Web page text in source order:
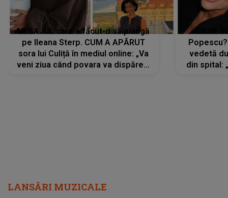
MESAJUL care a făcut-o să plângă
pe Ileana Sterp. CUM A APĂRUT
sora lui Culiță în mediul online: „Va
veni ziua când povara va dispărea,
vedetă
din spital:
LANSĂRI MUZICALE